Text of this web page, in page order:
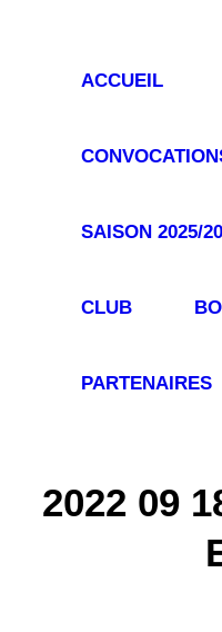
ACCUEIL
SAISON 2025/
CLUB
PARTENAIRES
2022 09